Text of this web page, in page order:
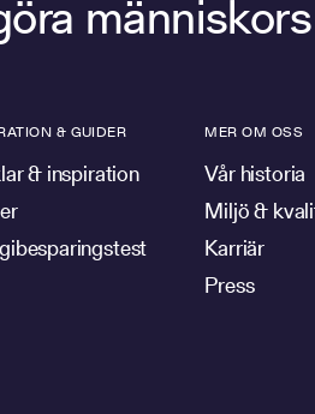
& GUIDER
& inspiration
MER OM OSS
Vår historia
Miljö &
Karriär
Press